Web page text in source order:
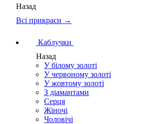
Назад
Всі прикраси →
Каблучки
Назад
У білому золоті
У червоному золоті
У жовтому золоті
З діамантами
Серця
Жіночі
Чоловічі